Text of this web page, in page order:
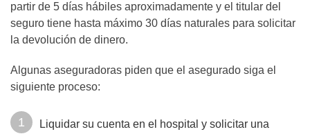
partir de 5 días hábiles aproximadamente y el titular del
seguro tiene hasta máximo 30 días naturales para solicitar
la devolución de dinero.
Algunas aseguradoras piden que el asegurado siga el
siguiente proceso:
Liquidar su cuenta en el hospital y solicitar una